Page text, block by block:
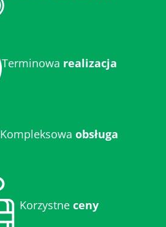
Terminowa realizacja
Kompleksowaobsługa
Korzystneceny